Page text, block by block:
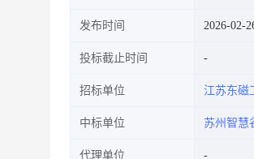
发布时间 2026-02-
投标截止时间
招标单位 江苏东磁
中标单位 苏州智慧
代理单位